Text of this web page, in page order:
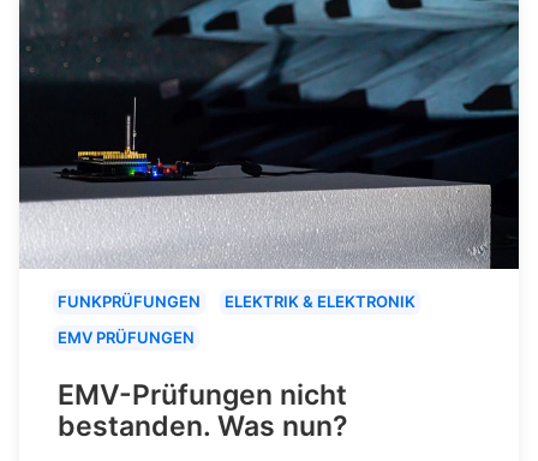
FUNKPRÜFUNGEN
ELEKTRIK & ELEKTRONIK
EMV PRÜFUNGEN
EMV-Prüfungen nicht
bestanden. Was nun?